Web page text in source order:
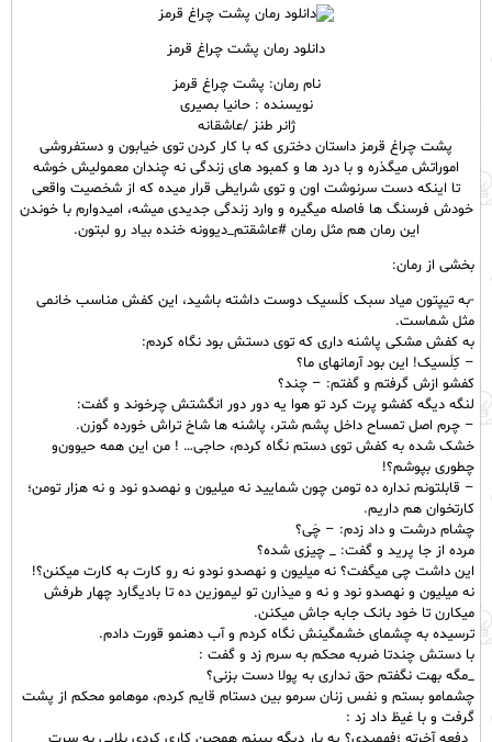
دانلود رمان پشت چراغ قرمز
نام رمان: پشت چراغ قرمز
نویسنده : حانیا بصیری
ژانر طنز /عاشقانه
پشت چراغ قرمز داستان دختری که با کار کردن توی خیابون و دستفروشی
اموراتش میگذره و با درد ها و کمبود های زندگی نه چندان معمولیش خوشه
تا اینکه دست سرنوشت اون و توی شرایطی قرار میده که از شخصیت واقعی
خودش فرسنگ ها فاصله میگیره و وارد زندگی جدیدی میشه، امیدوارم با خوندن
این رمان هم مثل رمان #عاشقتم_دیوونه خنده بیاد رو لبتون.
بخشی از رمان:
-به تیپتون میاد سبک کلَسیک دوست داشته باشید، این کفش مناسب خانمی
مثل شماست.
به کفش مشکی پاشنه داری که توی دستش بود نگاه کردم:
– کِلَسیک! این بود آرمانهای ما؟
کفشو ازش گرفتم و گفتم: – چند؟
لنگه دیگه کفشو پرت کرد تو هوا یه دور دور انگشتش چرخوند و گفت:
– چرم اصل تمساح داخل پشم شتر، پاشنه ها شاخ تراش خورده گوزن.
خشک شده به کفش توی دستم نگاه کردم، حاجی… ! من این همه حیوون‌و
چطوری بپوشم؟!
– قابلتونم نداره ده تومن چون شمایید نه میلیون و نهصدو نود و نه هزار تومن؛
کارتخوان هم داریم.
چشام درشت و داد زدم: – چَی؟
مرده از جا پرید و گفت: _ چیزی شده؟
این داشت چی میگفت؟ نه میلیون و نهصدو نودو نه رو کارت به کارت میکنن؟!
نه میلیون و نهصدو نود و نه و میذارن تو لیموزین ده تا بادیگارد چهار طرفش
میکارن تا خود بانک جابه جاش میکنن.
ترسیده به چشمای خشمگینش نگاه کردم و آب دهنمو قورت دادم.
با دستش چندتا ضربه محکم به سرم زد و گفت :
_مگه بهت نگفتم حق نداری به پولا دست بزنی؟
چشمامو بستم و نفس زنان سرمو بین دستام قایم کردم، موهامو محکم از پشت
گرفت و با غیظ داد زد :